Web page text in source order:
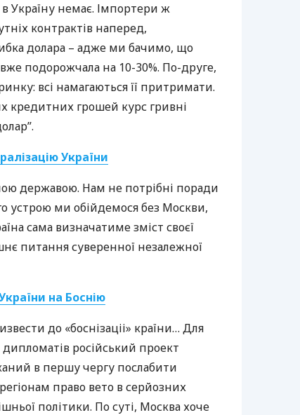
Україну немає. Імпортери ж
контрактів наперед,
долара – адже ми бачимо, що
подорожчала на 10-30%. По-друге,
всі намагаються її притримати.
кредитних грошей курс гривні
України
державою. Нам не потрібні поради
устрою ми обійдемося без Москви,
сама визначатиме зміст своєї
питання суверенної незалежної
на Боснію
до «боснізаціі» країни… Для
дипломатів російський проект
в першу чергу послабити
право вето в серйозних
політики. По суті, Москва хоче